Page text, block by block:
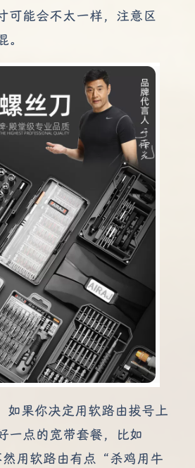
可能会不太一样，注意区
如果你决定用软路由拔号上
一点的宽带套餐，比如
然用软路由有点“杀鸡用牛